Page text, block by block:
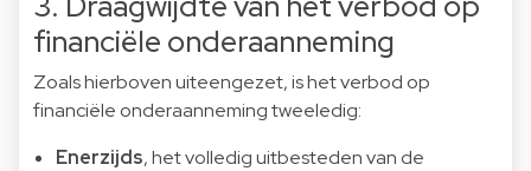
financiële onderaanneming
Zoals hierboven uiteengezet, is het verbod op
financiële onderaanneming tweeledig:
Enerzijds, het volledig uitbesteden van de